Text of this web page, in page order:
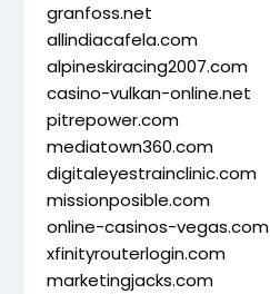
granfoss.net
allindiacafela.com
alpineskiracing2007.com
casino-vulkan-online.net
pitrepower.com
mediatown360.com
digitaleyestrainclinic.com
missionposible.com
online-casinos-vegas.com
xfinityrouterlogin.com
marketingjacks.com